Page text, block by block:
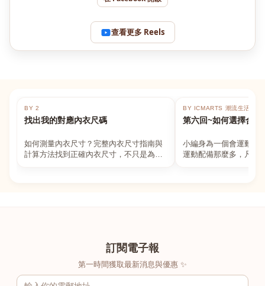
查看更多 Reels
BY 2
找出我的對應內衣尺碼
如何測量內衣尺寸？完整內衣尺寸指南與
計算方法找到正確內衣尺寸，不只是為了
BY ICMARTS 潮流生活百貨
第六回~如何選擇合適
小編身為一個會運動的
運動配備那麼多，凡舉
訂閱電子報
第一時間獲取最新消息與優惠 ✨